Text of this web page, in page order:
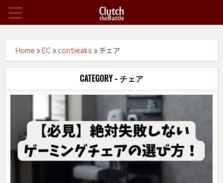
Home »EC » contieaks »チェア
CATEGORY - チェア